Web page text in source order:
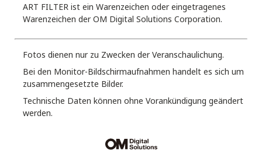
ART FILTER ist ein Warenzeichen oder eingetragenes
Warenzeichen der OM Digital Solutions Corporation.
Fotos dienen nur zu Zwecken der Veranschaulichung.
Bei den Monitor-Bildschirmaufnahmen handelt es sich um
zusammengesetzte Bilder.
Technische Daten können ohne Vorankündigung geändert
werden.